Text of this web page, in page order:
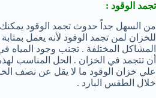
تجمد الوقود :
من السهل جداً حدوث تجمد الوقود
للخزان لمن تجمد الوقود لأنه يعمل
المشاكل المختلفة . تجنب وجود المياه
أن تتجمد في الخزان . الحل المناسب
علي خزان الوقود ما لا يقل عن نصف
خلال الطقس البارد .